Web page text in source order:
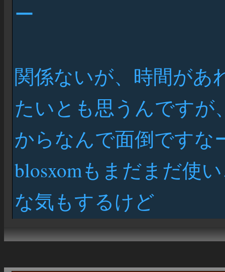
ー
関係ないが、時間があ
たいとも思うんですが
からなんで面倒ですな
blosxomもまだまだ使
な気もするけど